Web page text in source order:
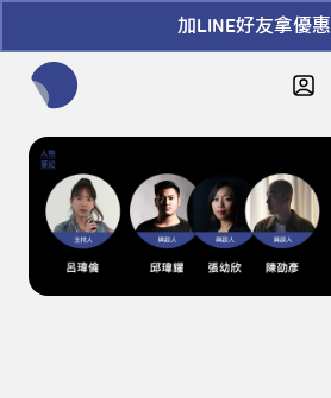
加LINE好友拿優惠